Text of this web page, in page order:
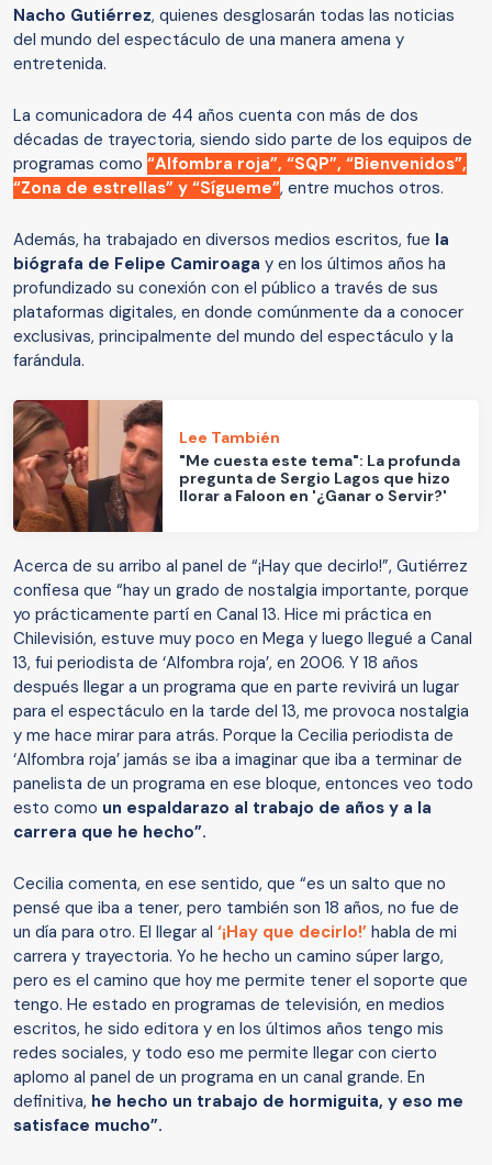
Nacho Gutiérrez, quienes desglosarán todas las noticias
del mundo del espectáculo de una manera amena y
entretenida.
La comunicadora de 44 años cuenta con más de dos
décadas de trayectoria, siendo sido parte de los equipos de
programas como “Alfombra roja”, “SQP”, “Bienvenidos”,
“Zona de estrellas” y “Sígueme”, entre muchos otros.
Además, ha trabajado en diversos medios escritos, fue la
biógrafa de Felipe Camiroaga y en los últimos años ha
profundizado su conexión con el público a través de sus
plataformas digitales, en donde comúnmente da a conocer
exclusivas, principalmente del mundo del espectáculo y la
farándula.
Lee También
"Me cuesta este tema": La profunda
pregunta de Sergio Lagos que hizo
llorar a Faloon en '¿Ganar o Servir?'
Acerca de su arribo al panel de “¡Hay que decirlo!”, Gutiérrez
confiesa que “hay un grado de nostalgia importante, porque
yo prácticamente partí en Canal 13. Hice mi práctica en
Chilevisión, estuve muy poco en Mega y luego llegué a Canal
13, fui periodista de ‘Alfombra roja’, en 2006. Y 18 años
después llegar a un programa que en parte revivirá un lugar
para el espectáculo en la tarde del 13, me provoca nostalgia
y me hace mirar para atrás. Porque la Cecilia periodista de
‘Alfombra roja’ jamás se iba a imaginar que iba a terminar de
panelista de un programa en ese bloque, entonces veo todo
esto como un espaldarazo al trabajo de años y a la
carrera que he hecho”.
Cecilia comenta, en ese sentido, que “es un salto que no
pensé que iba a tener, pero también son 18 años, no fue de
un día para otro. El llegar al ‘¡Hay que decirlo!’ habla de mi
carrera y trayectoria. Yo he hecho un camino súper largo,
pero es el camino que hoy me permite tener el soporte que
tengo. He estado en programas de televisión, en medios
escritos, he sido editora y en los últimos años tengo mis
redes sociales, y todo eso me permite llegar con cierto
aplomo al panel de un programa en un canal grande. En
definitiva, he hecho un trabajo de hormiguita, y eso me
satisface mucho”.